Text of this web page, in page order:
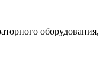
оборудования,